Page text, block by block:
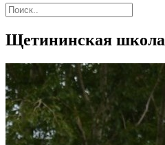
Щетининская школа